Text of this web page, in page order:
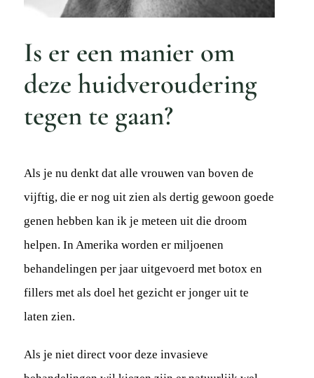
Is er een manier om
deze huidveroudering
tegen te gaan?
Als je nu denkt dat alle vrouwen van boven de
vijftig, die er nog uit zien als dertig gewoon goede
genen hebben kan ik je meteen uit die droom
helpen. In Amerika worden er miljoenen
behandelingen per jaar uitgevoerd met botox en
fillers met als doel het gezicht er jonger uit te
laten zien.
Als je niet direct voor deze invasieve